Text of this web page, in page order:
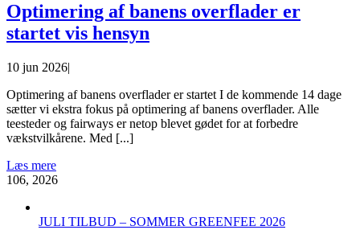
Optimering af banens overflader er
startet vis hensyn
10 jun 2026|
Optimering af banens overflader er startet I de kommende 14 dage
sætter vi ekstra fokus på optimering af banens overflader. Alle
teesteder og fairways er netop blevet gødet for at forbedre
vækstvilkårene. Med [...]
Læs mere
106, 2026
JULI TILBUD – SOMMER GREENFEE 2026